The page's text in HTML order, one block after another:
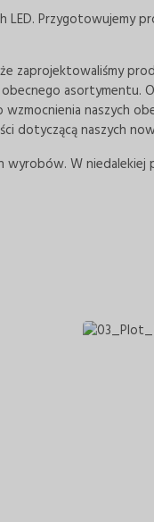
Przygotowujemy
zaprojektowaliśmy
wzmocnienia
dotyczącą naszych
W